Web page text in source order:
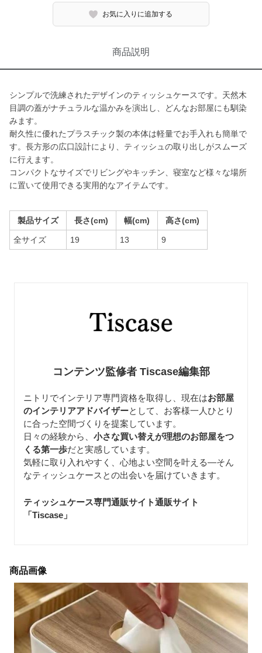
お気に入りに追加する
商品説明
シンプルで洗練されたデザインのティッシュケースです。天然木
目調の蓋がナチュラルな温かみを演出し、どんなお部屋にも馴染
みます。
耐久性に優れたプラスチック製の本体は軽量でお手入れも簡単で
す。長方形の広口設計により、ティッシュの取り出しがスムーズ
に行えます。
コンパクトなサイズでリビングやキッチン、寝室など様々な場所
に置いて使用できる実用的なアイテムです。
製品サイズ 長さ(cm) 幅(cm) 高さ(cm)
全サイズ 19 13 9
コンテンツ監修者 Tiscase編集部
ニトリでインテリア専門資格を取得し、現在はお部屋
のインテリアアドバイザーとして、お客様一人ひとり
に合った空間づくりを提案しています。
日々の経験から、 小さな買い替えが理想のお部屋をつ
くる第一歩だと実感しています。
気軽に取り入れやすく、心地よい空間を叶える—そん
なティッシュケースとの出会いを届けていきます。
ティッシュケース専門通販サイト通販サイト
「Tiscase 」
商品画像